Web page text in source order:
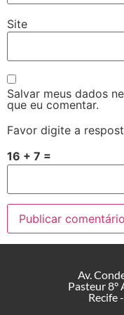
Site
Salvar meus dados
que eu comentar.
Favor digite a
16 + 7 =
Av.
Pasteur 8°
Recife